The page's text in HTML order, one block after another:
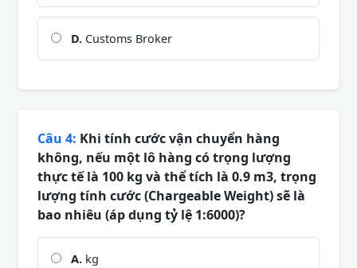
D. Customs Broker
Câu 4: Khi tính cước vận chuyển hàng
không, nếu một lô hàng có trọng lượng
thực tế là 100 kg và thể tích là 0.9 m3, trọng
lượng tính cước (Chargeable Weight) sẽ là
bao nhiêu (áp dụng tỷ lệ 1:6000)?
A. kg